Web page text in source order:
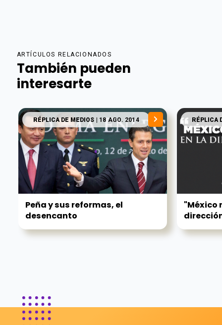
ARTÍCULOS RELACIONADOS
También pueden
interesarte
RÉPLICA DE MEDIOS | 18 AGO. 2014
Peña y sus reformas, el
desencanto
RÉPLICA
"México